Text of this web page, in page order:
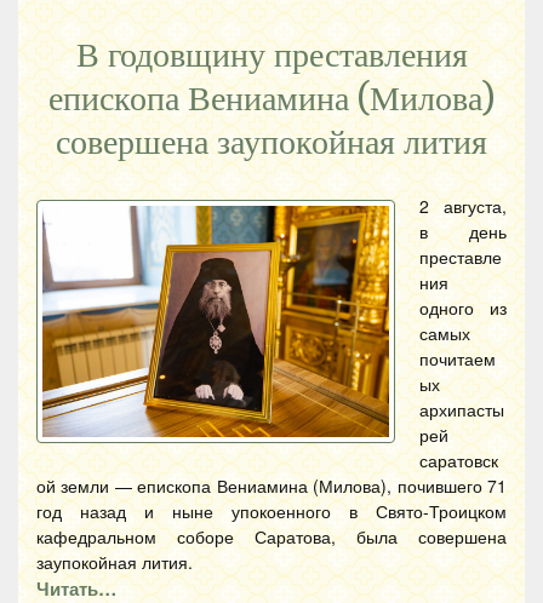
В годовщину преставления
епископа Вениамина (Милова)
совершена заупокойная лития
2 августа,
в день
преставле
ния
одного из
самых
почитаем
ых
архипасты
рей
саратовск
ой земли — епископа Вениамина (Милова), почившего 71
год назад и ныне упокоенного в Свято-Троицком
кафедральном соборе Саратова, была совершена
заупокойная лития.
Читать…